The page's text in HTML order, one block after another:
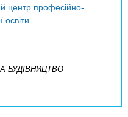
центр професійно-
освіти
БУДІВНИЦТВО